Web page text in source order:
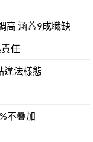
高 涵蓋9成職缺
任
違法樣態
不疊加